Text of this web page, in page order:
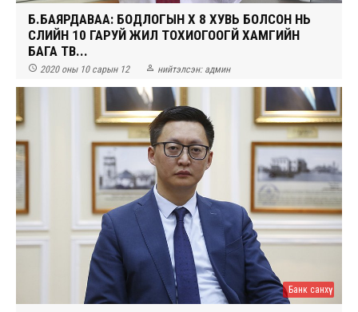
Б.БАЯРДАВАА: БОДЛОГЫН ХҮҮ 8 ХУВЬ БОЛСОН НЬ
СҮҮЛИЙН 10 ГАРУЙ ЖИЛ ТОХИОГООГҮЙ ХАМГИЙН
БАГА ТҮВ...
 2020 оны 10 сарын 12  нийтэлсэн: админ
Банк санхүү